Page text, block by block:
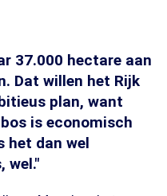
37.000 hectare aan
Dat willen het Rijk
plan, want
is economisch
het dan wel
wel."